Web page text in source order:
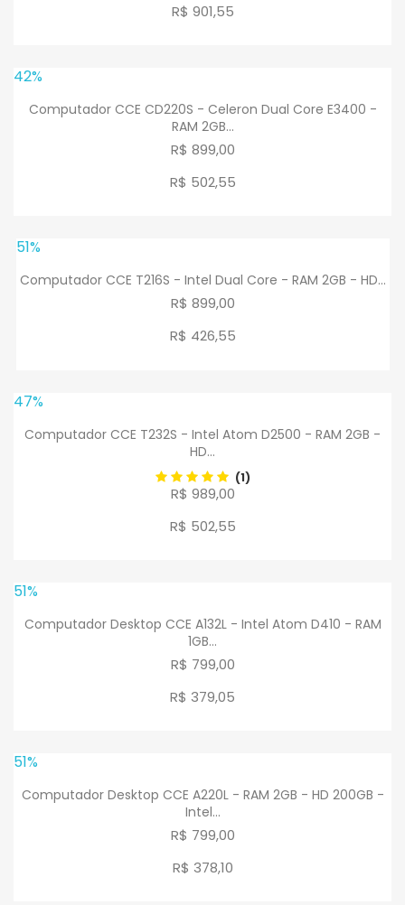
R$ 901,55
42%
Computador CCE CD220S - Celeron Dual Core E3400 -
RAM 2GB...
R$ 899,00
R$ 502,55
51%
Computador CCE T216S - Intel Dual Core - RAM 2GB - HD...
R$ 899,00
R$ 426,55
47%
Computador CCE T232S - Intel Atom D2500 - RAM 2GB -
HD...
(1)
R$ 989,00
R$ 502,55
51%
Computador Desktop CCE A132L - Intel Atom D410 - RAM
1GB...
R$ 799,00
R$ 379,05
51%
Computador Desktop CCE A220L - RAM 2GB - HD 200GB -
Intel...
R$ 799,00
R$ 378,10